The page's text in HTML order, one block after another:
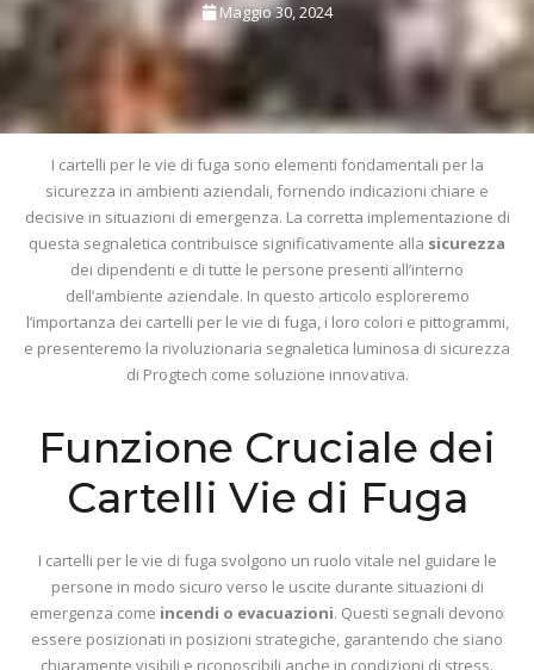
Maggio 30, 2024
I cartelli per le vie di fuga sono elementi fondamentali per la
sicurezza in ambienti aziendali, fornendo indicazioni chiare e
decisive in situazioni di emergenza. La corretta implementazione di
questa segnaletica contribuisce significativamente alla sicurezza
dei dipendenti e di tutte le persone presenti all’interno
dell’ambiente aziendale. In questo articolo esploreremo
l’importanza dei cartelli per le vie di fuga, i loro colori e pittogrammi,
e presenteremo la rivoluzionaria segnaletica luminosa di sicurezza
di Progtech come soluzione innovativa.
Funzione Cruciale dei
Cartelli Vie di Fuga
I cartelli per le vie di fuga svolgono un ruolo vitale nel guidare le
persone in modo sicuro verso le uscite durante situazioni di
emergenza come incendi o evacuazioni. Questi segnali devono
essere posizionati in posizioni strategiche, garantendo che siano
chiaramente visibili e riconoscibili anche in condizioni di stress.